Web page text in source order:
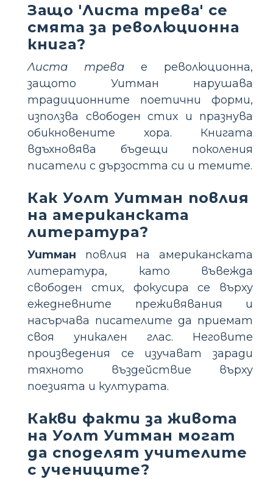
Защо 'Листа трева' се
смята за революционна
книга?
Листа трева е революционна,
защото Уитман нарушава
традиционните поетични форми,
използва свободен стих и празнува
обикновените хора. Книгата
вдъхновява бъдещи поколения
писатели с дързостта си и темите.
Как Уолт Уитман повлия
на американската
литература?
Уитман повлия на американската
литература, като въвежда
свободен стих, фокусира се върху
ежедневните преживявания и
насърчава писателите да приемат
своя уникален глас. Неговите
произведения се изучават заради
тяхното въздействие върху
поезията и културата.
Какви факти за живота
на Уолт Уитман могат
да споделят учителите
с учениците?